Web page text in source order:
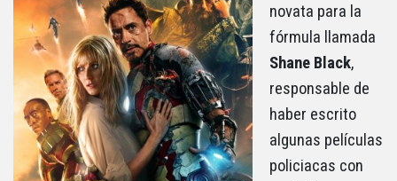
novata para la
fórmula llamada
Shane Black,
responsable de
haber escrito
algunas películas
policiacas con